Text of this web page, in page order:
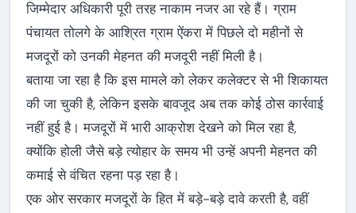
जिम्मेदार अधिकारी पूरी तरह नाकाम नजर आ रहे हैं। ग्राम
पंचायत तोलगे के आश्रित ग्राम ऐंकरा में पिछले दो महीनों से
मजदूरों को उनकी मेहनत की मजदूरी नहीं मिली है।
बताया जा रहा है कि इस मामले को लेकर कलेक्टर से भी शिकायत
की जा चुकी है, लेकिन इसके बावजूद अब तक कोई ठोस कार्रवाई
नहीं हुई है। मजदूरों में भारी आक्रोश देखने को मिल रहा है,
क्योंकि होली जैसे बड़े त्योहार के समय भी उन्हें अपनी मेहनत की
कमाई से वंचित रहना पड़ रहा है।
एक ओर सरकार मजदूरों के हित में बड़े-बड़े दावे करती है, वहीं